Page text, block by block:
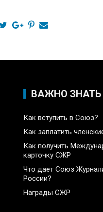
ВАЖНО ЗНАТЬ
Как вступить в Союз?
Как заплатить
Как получить
карточку СЖР
Что дает Союз
России?
Награды СЖР